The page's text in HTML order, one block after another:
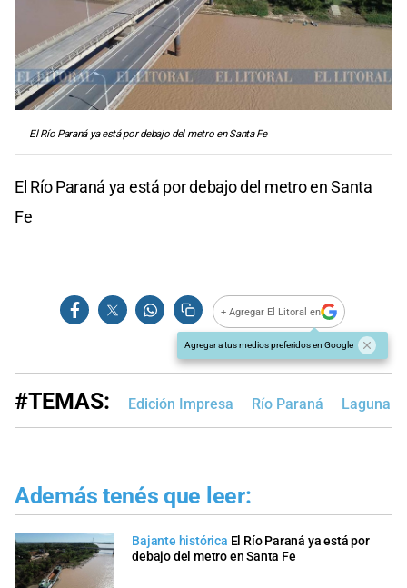
El Río Paraná ya está por debajo del metro en Santa Fe
El Río Paraná ya está por debajo del metro en Santa
Fe
+ Agregar El Litoral en
Agregar a tus medios preferidos en Google
#TEMAS: Edición Impresa Río Paraná Laguna
Además tenés que leer:
Bajante histórica El Río Paraná ya está por
debajo del metro en Santa Fe